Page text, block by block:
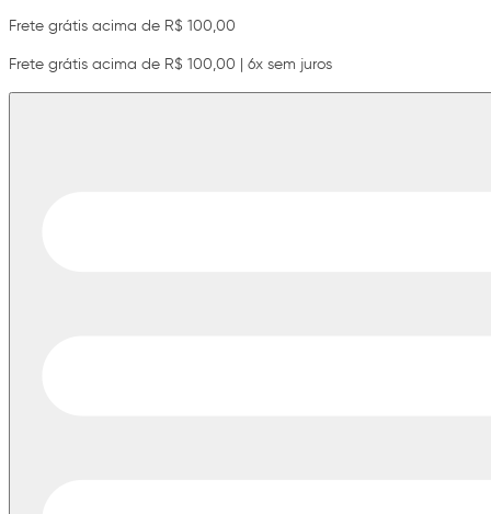
Frete grátis acima de R$ 100,00
Frete grátis acima de R$ 100,00 | 6x sem juros